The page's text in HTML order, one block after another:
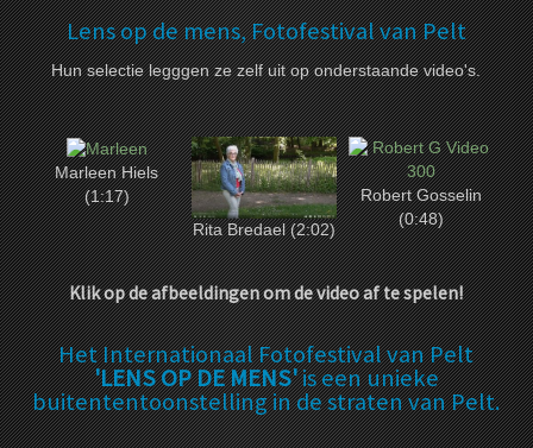
Lens op de mens, Fotofestival van Pelt
Hun selectie legggen ze zelf uit op onderstaande video's.
Marleen Hiels
(1:17)
Rita Bredael (2:02)
Robert Gosselin
(0:48)
Klik op de afbeeldingen om de video af te spelen!
Het Internationaal Fotofestival van Pelt
'LENS OP DE MENS'is een unieke
buitententoonstelling in de straten van Pelt.